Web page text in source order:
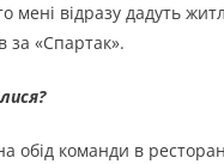
мені відразу дадуть
за «Спартак».
обід команди в